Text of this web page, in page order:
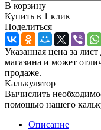
В корзину
Купить в 1 клик
Поделиться
Указанная цена за
магазина и может
продаже.
Калькулятор
Вычислить
помощью нашего
Описание